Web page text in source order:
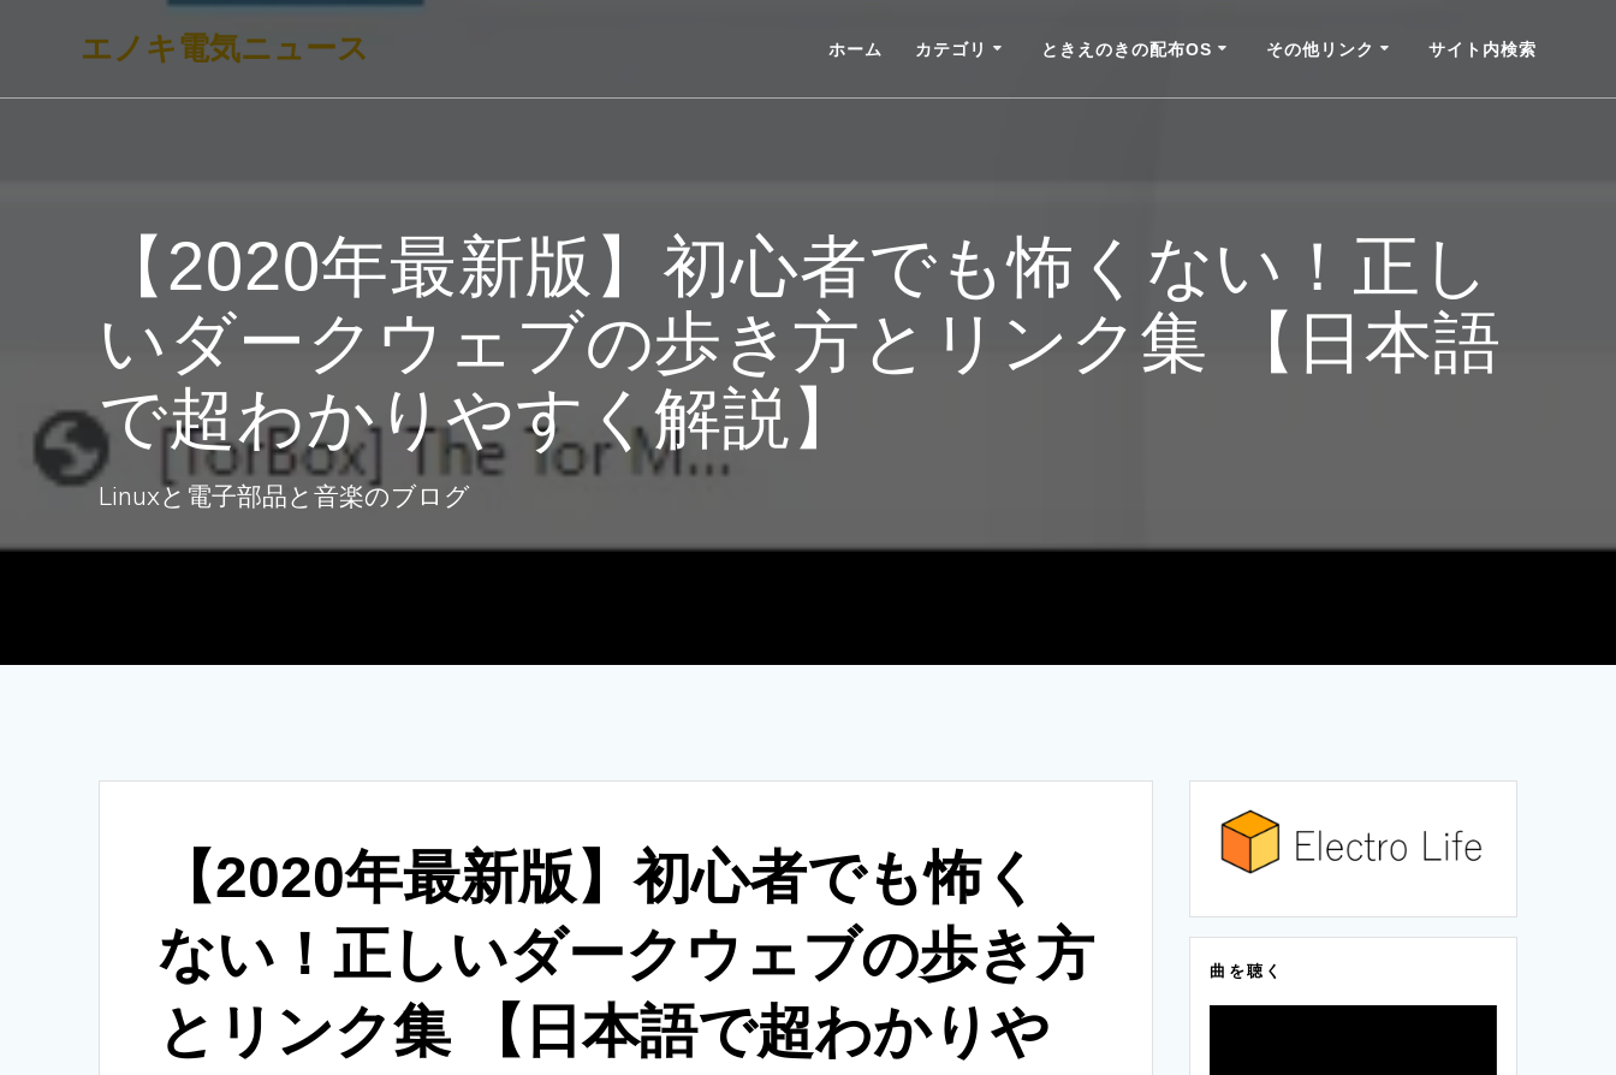
テ
エノキ電気ニュース ホーム カテゴリ ときえのきの配布OS その他リンク サイト内検索
【2020年最新版】初心者でも怖くない！正し
いダークウェブの歩き方とリンク集 【日本語
で超わかりやすく解説】
Linuxと電子部品と音楽のブログ
【2020年最新版】初心者でも怖く
ない！正しいダークウェブの歩き方
とリンク集 【日本語で超わかりや
曲を聴く